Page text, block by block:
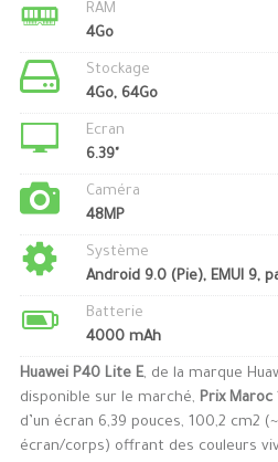
RAM
4Go
Stockage
4Go, 64Go
Ecran
6.39"
Caméra
48MP
Système
Android 9.0 (Pie), EMUI 9,
Batterie
4000 mAh
Huawei P40 Lite E, de la marque
disponible sur le marché, Prix
d’un écran 6,39 pouces, 100,2 cm2
écran/corps) offrant des couleurs